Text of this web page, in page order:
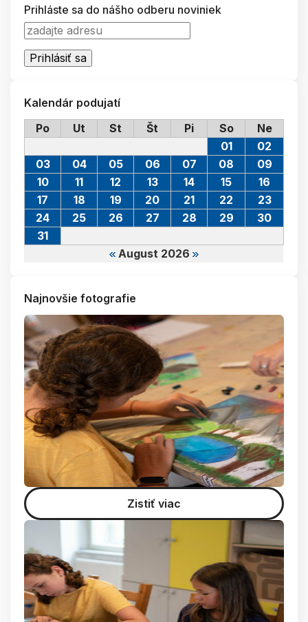
Prihláste sa do nášho odberu noviniek
Kalendár podujatí
Po
Ut St Št Pi So Ne
August 2026
01
02
03
04 05 06 07 08
09
10
11 12 13 14 15
16
17
18 19 20 21 22
23
24
25 26 27 28 29
30
31
Najnovšie fotografie
Zistiť viac